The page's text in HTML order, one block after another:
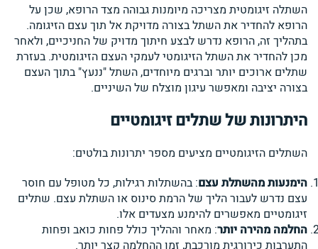
השתלה זיגומטית מצריכה מיומנות גבוהה מצד הרופא, שכן על
הרופא להחדיר את השתל בצורה מדויקת אל תוך עצם הזיגומה.
בתהליך זה, הרופא נדרש לבצע חיתוך מדויק של החניכיים, ולאחר
מכן להחדיר את השתל הזיגומטי לעמקי העצם הזיגומטית. בעזרת
שתלים ארוכים יותר וברגים מיוחדים, השתל "ננעץ" בתוך העצם
בצורה יציבה ומאפשר עיגון מוצלח של השיניים.
היתרונות של שתלים זיגומטיים
השתלים הזיגומטיים מציעים מספר יתרונות בולטים:
הימנעות מהשתלת עצם: בהשתלות רגילות, כל מטופל עם חוסר
עצם נדרש לעבור הליך של הרמת סינוס או השתלת עצם. שתלים
זיגומטיים מאפשרים להימנע מצעדים אלו.
החלמה מהירה יותר: מאחר וההליך כולל פחות כואב ופחות
התערבות כירורגית מורכבת, זמן ההחלמה קצר יותר.